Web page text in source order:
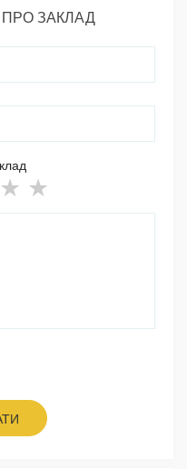
ПРО ЗАКЛАД